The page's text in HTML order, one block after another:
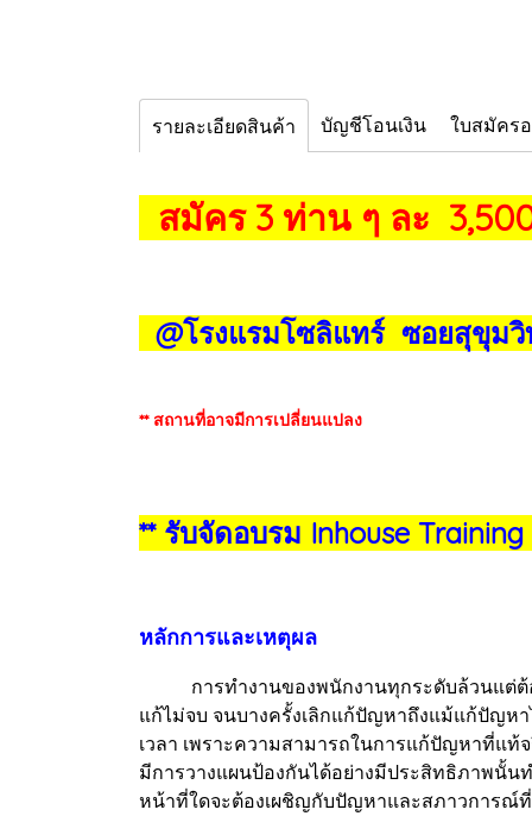
รายละเอียดสินค้า บัญชีโอนเงิน ใบสมัคร
สมัคร 3 ท่าน ๆ ละ
@โรงแรมโซลิแทร์ ซอยสุขุมวิ
** สถานที่อาจมีการเปลี่ยนแปลง
** รับจัดอบรม Inhouse
หลักการและเหตุผล
การทำงานของพนักงานทุกระดับล้วนแต่ต้อง
แก้ไม่จบ จนบางครั้งเลิกแก้ปัญหาถึงแม้แก้ปัญห
เวลา เพราะความสามารถในการแก้ปัญหาที่แท้
มีการวางแผนป้องกันได้อย่างมีประสิทธิภาพนั้น
หน้าที่ใดจะต้องเผชิญกับปัญหาและสภาวการณ์